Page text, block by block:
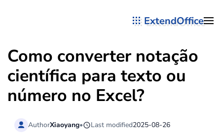
ExtendOffice
Como converter notação
científica para texto ou
número no Excel?
AuthorXiaoyang• Last modified2025-08-26